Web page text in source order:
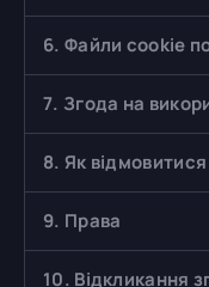
6. Файли cookie
7. Згода на
8. Як
9. Права
10. Відкликання